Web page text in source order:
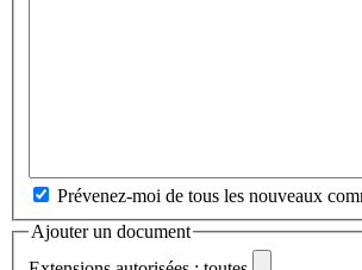
Prévenez-moi de tous les nouveaux
Ajouter un document